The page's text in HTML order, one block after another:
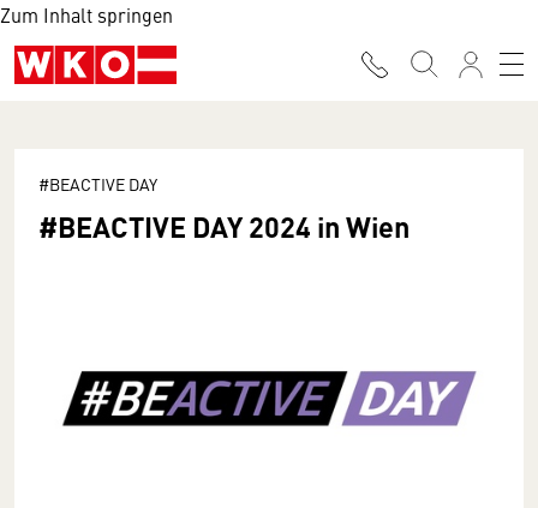
Zum Inhalt springen
#BEACTIVE DAY
#BEACTIVE DAY 2024 in Wien